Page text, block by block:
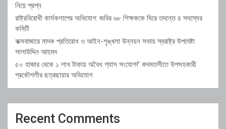
নিয়ে প্রশ্ন
রাষ্ট্রবিরোধী কার্যকলাপের অভিযোগ: জবির ৬৮ শিক্ষককে ঘিরে তদন্তে ৪ সদস্যের
কমিটি
কক্সবাজারে মাদক প্রতিরোধ ও আইন-শৃঙ্খলা উন্নয়ন সভায় স্বরাষ্ট্র উপদেষ্টা
সালাউদ্দিন আহমদ
৫০ হাজার থেকে ১ লাখ টাকায় অবৈধ গ্যাস সংযোগ!’ কদমতলীতে উপসহকারী
প্রকৌশলীর ছত্রছায়ার অভিযোগ
Recent Comments